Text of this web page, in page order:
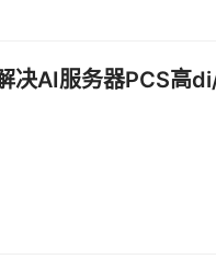
决AI服务器PCS高